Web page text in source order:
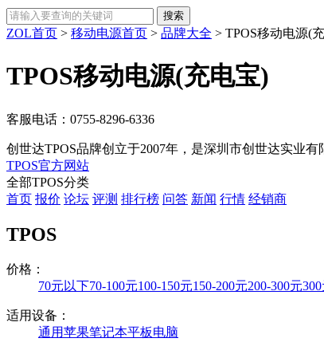
ZOL首页 > 移动电源首页 > 品牌大全 > TPOS移动电源(
TPOS移动电源(充电宝)
客服电话： 0755-8296-6336
创世达TPOS品牌创立于2007年，是深圳市创世达实业
TPOS官方网站
全部TPOS分类
首页 报价 论坛 评测 排行榜 问答 新闻 行情 经销商
TPOS
价格：
70元以下70-100元100-150元150-200元200-300元
适用设备：
通用苹果笔记本平板电脑